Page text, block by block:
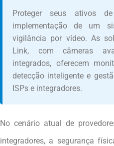
Proteger seus ativos
implementação de um
vigilância por vídeo. As
Link, com câmeras
integrados, oferecem
detecção inteligente e
ISPs e integradores.
No cenário atual de
integradores, a segurança